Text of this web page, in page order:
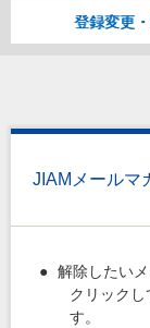
登録変更
JIAMメールマ
解除したい
クリック
す。